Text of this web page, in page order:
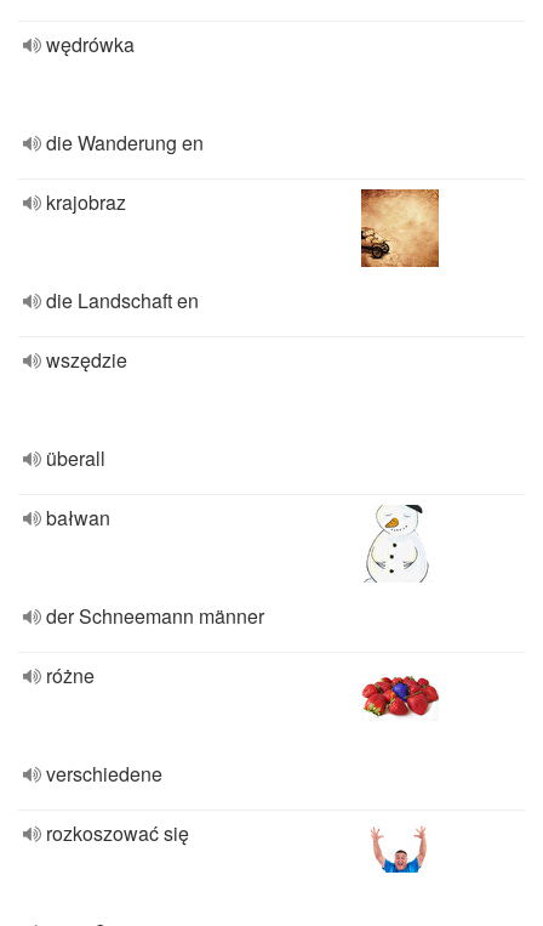
wędrówka
die Wanderung en
krajobraz
die Landschaft en
wszędzie
überall
bałwan
der Schneemann männer
różne
verschiedene
rozkoszować się